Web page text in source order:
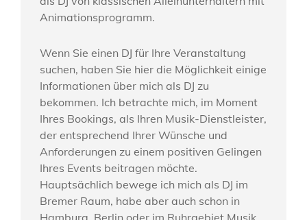
Animationsprogramm.
Wenn Sie einen DJ für Ihre Veranstaltung
suchen, haben Sie hier die Möglichkeit einige
Informationen über mich als DJ zu
bekommen. Ich betrachte mich, im Moment
Ihres Bookings, als Ihren Musik-Dienstleister,
der entsprechend Ihrer Wünsche und
Anforderungen zu einem positiven Gelingen
Ihres Events beitragen möchte.
Hauptsächlich bewege ich mich als DJ im
Bremer Raum, habe aber auch schon in
Hamburg, Berlin oder im Ruhrgebiet Musik